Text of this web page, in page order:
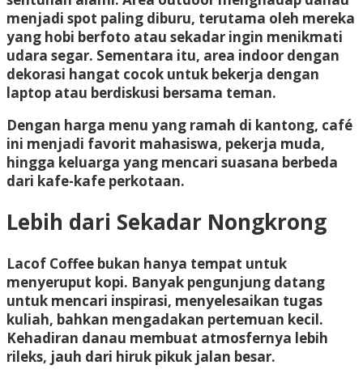
menjadi spot paling diburu, terutama oleh mereka
yang hobi berfoto atau sekadar ingin menikmati
udara segar. Sementara itu, area indoor dengan
dekorasi hangat cocok untuk bekerja dengan
laptop atau berdiskusi bersama teman.
Dengan harga menu yang ramah di kantong, café
ini menjadi favorit mahasiswa, pekerja muda,
hingga keluarga yang mencari suasana berbeda
dari kafe-kafe perkotaan.
Lebih dari Sekadar Nongkrong
Lacof Coffee bukan hanya tempat untuk
menyeruput kopi. Banyak pengunjung datang
untuk mencari inspirasi, menyelesaikan tugas
kuliah, bahkan mengadakan pertemuan kecil.
Kehadiran danau membuat atmosfernya lebih
rileks, jauh dari hiruk pikuk jalan besar.